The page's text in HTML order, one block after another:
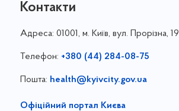
Контакти
Адреса: 01001, м. Київ, вул. Прорізна, 19
Телефон: +380 (44) 284-08-75
Пошта: health@kyivcity.gov.ua
Офіційний портал Києва